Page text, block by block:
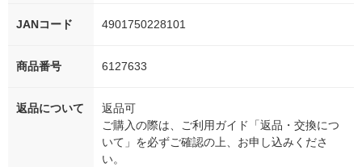
JANコード 4901750228101
商品番号 6127633
返品について
返品可
ご購入の際は、ご利用ガイド「返品・交換につ
いて」を必ずご確認の上、お申し込みくださ
い。